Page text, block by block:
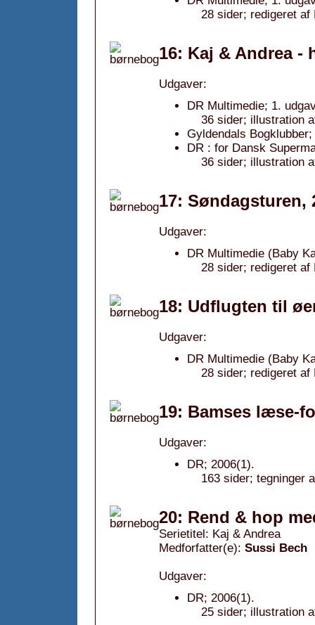
28 sider; redigeret
16: Kaj & Andrea -
Udgaver:
DR Multimedie; 1.
36 sider; illustration
Gyldendals
DR : for Dansk
36 sider; illustration
17: Søndagsturen,
Udgaver:
DR Multimedie (Baby
28 sider; redigeret
18: Udflugten til
Udgaver:
DR Multimedie (Baby
28 sider; redigeret
19: Bamses læse-
Udgaver:
DR; 2006(1).
163 sider; tegninger
20: Rend & hop
Serietitel: Kaj & Andrea
Medforfatter(e): Sussi Bech
Udgaver:
DR; 2006(1).
25 sider; illustration